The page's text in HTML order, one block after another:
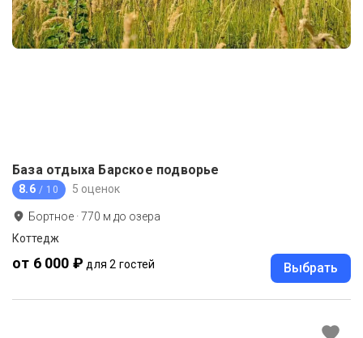
База отдыха Барское подворье
8.6 / 10 5 оценок
Бортное ·770 м до озера
Коттедж
от 6 000 ₽ для 2 гостей Выбрать